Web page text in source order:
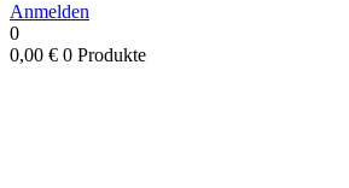
Anmelden
0
0,00 € 0 Produkte